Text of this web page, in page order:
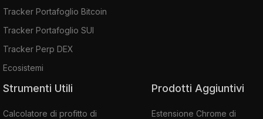
Tracker Portafoglio Bitcoin
Tracker Portafoglio SUI
Tracker Perp DEX
Ecosistemi
Strumenti Utili
Calcolatore di profitto di
Prodotti Aggiuntivi
Estensione Chrome di